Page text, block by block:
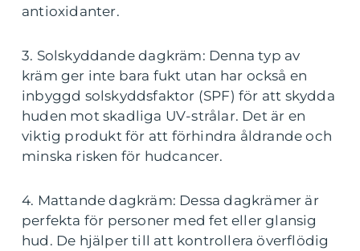
antioxidanter.
3. Solskyddande dagkräm: Denna typ av
kräm ger inte bara fukt utan har också en
inbyggd solskyddsfaktor (SPF) för att skydda
huden mot skadliga UV-strålar. Det är en
viktig produkt för att förhindra åldrande och
minska risken för hudcancer.
4. Mattande dagkräm: Dessa dagkrämer är
perfekta för personer med fet eller glansig
hud. De hjälper till att kontrollera överflödig